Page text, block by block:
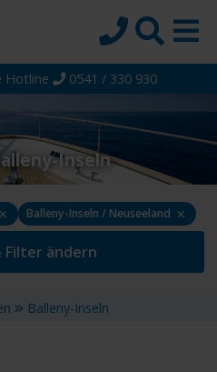
Hotline 0541 / 330 930
Inseln
Filter ändern
× Balleny-Inseln / Neuseeland ×
Balleny-Inseln